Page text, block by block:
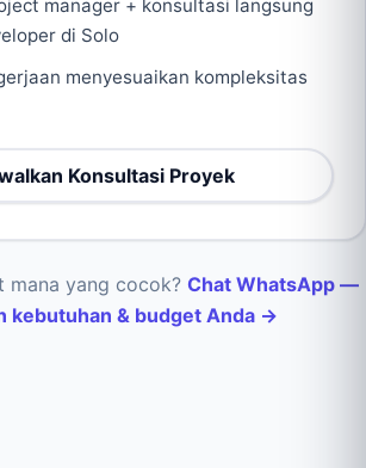
manager + konsultasi langsung
di Solo
menyesuaikan kompleksitas
Konsultasi Proyek
mana yang cocok? Chat WhatsApp —
kebutuhan & budget Anda →